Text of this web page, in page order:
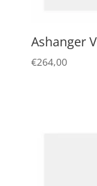
Ashanger
€264,00